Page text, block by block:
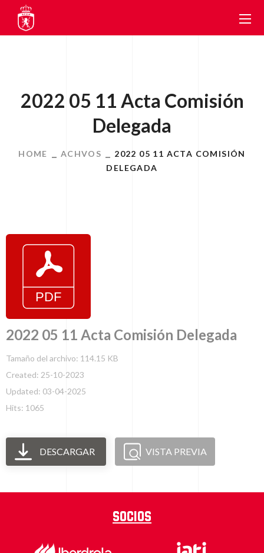
2022 05 11 Acta Comisión
Delegada
HOME ACHVOS
2022 05 11 ACTA COMISIÓN
DELEGADA
2022 05 11 Acta Comisión Delegada
Tamaño del archivo: 114.15 KB
Created: 25-10-2023
Updated: 03-04-2025
Hits: 1065
DESCARGAR VISTA PREVIA
Socios